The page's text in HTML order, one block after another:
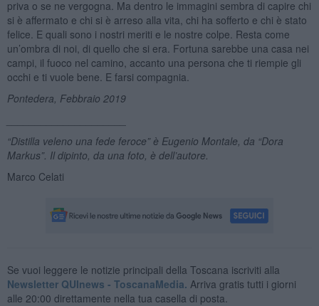
priva o se ne vergogna. Ma dentro le immagini sembra di capire chi
si è affermato e chi si è arreso alla vita, chi ha sofferto e chi è stato
felice. E quali sono i nostri meriti e le nostre colpe. Resta come
un’ombra di noi, di quello che si era. Fortuna sarebbe una casa nei
campi, il fuoco nel camino, accanto una persona che ti riempie gli
occhi e ti vuole bene. E farsi compagnia.
Pontedera, Febbraio 2019
“Distilla veleno una fede feroce” è Eugenio Montale, da “Dora
Markus”. Il dipinto, da una foto, è dell’autore.
Marco Celati
Se vuoi leggere le notizie principali della Toscana iscriviti alla
Newsletter QUInews - ToscanaMedia. Arriva gratis tutti i giorni
alle 20:00 direttamente nella tua casella di posta.